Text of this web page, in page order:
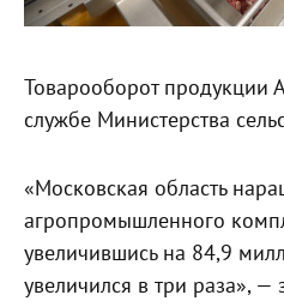
Товарооборот продукции
службе Министерства
«Московская область
агропромышленного
увеличившись на 84,9
увеличился в три раза», —